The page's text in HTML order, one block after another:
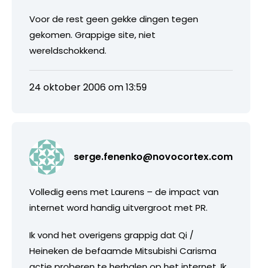
Voor de rest geen gekke dingen tegen
gekomen. Grappige site, niet
wereldschokkend.
24 oktober 2006 om 13:59
serge.fenenko@novocortex.com
Volledig eens met Laurens – de impact van
internet word handig uitvergroot met PR.
Ik vond het overigens grappig dat Qi /
Heineken de befaamde Mitsubishi Carisma